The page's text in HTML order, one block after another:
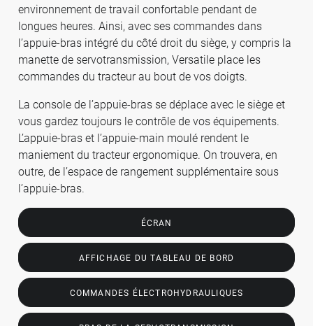
environnement de travail confortable pendant de
longues heures. Ainsi, avec ses commandes dans
l’appuie-bras intégré du côté droit du siège, y compris la
manette de servotransmission, Versatile place les
commandes du tracteur au bout de vos doigts.
La console de l’appuie-bras se déplace avec le siège et
vous gardez toujours le contrôle de vos équipements.
L’appuie-bras et l’appuie-main moulé rendent le
maniement du tracteur ergonomique. On trouvera, en
outre, de l’espace de rangement supplémentaire sous
l’appuie-bras.
ÉCRAN
AFFICHAGE DU TABLEAU DE BORD
COMMANDES ÉLECTROHYDRAULIQUES